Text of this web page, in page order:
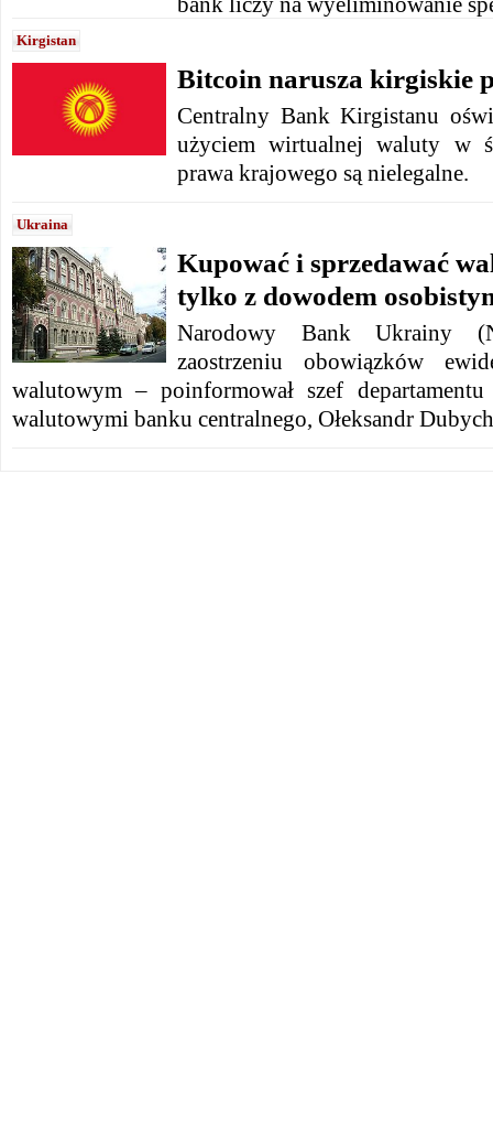
Kirgistan
Bitcoin narusza kirgiskie
Centralny Bank Kirgistanu
użyciem wirtualnej waluty w
prawa krajowego są nielegalne.
Ukraina
Kupować i sprzedawać
tylko z dowodem
Narodowy Bank Ukrainy
zaostrzeniu obowiązków
walutowym – poinformował szef departamentu
walutowymi banku centralnego, Ołeksandr